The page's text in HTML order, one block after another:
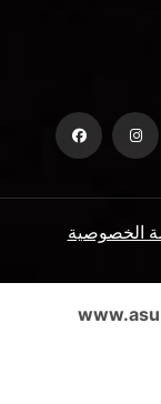
الخصوصية
الشائعة